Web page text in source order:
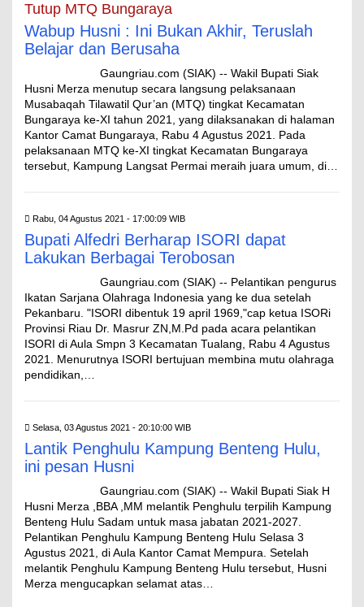
Tutup MTQ Bungaraya
Wabup Husni : Ini Bukan Akhir, Teruslah
Belajar dan Berusaha
Gaungriau.com (SIAK) -- Wakil Bupati Siak
Husni Merza menutup secara langsung pelaksanaan
Musabaqah Tilawatil Qur’an (MTQ) tingkat Kecamatan
Bungaraya ke-XI tahun 2021, yang dilaksanakan di halaman
Kantor Camat Bungaraya, Rabu 4 Agustus 2021. Pada
pelaksanaan MTQ ke-XI tingkat Kecamatan Bungaraya
tersebut, Kampung Langsat Permai meraih juara umum, di…
Rabu, 04 Agustus 2021 - 17:00:09 WIB
Bupati Alfedri Berharap ISORI dapat
Lakukan Berbagai Terobosan
Gaungriau.com (SIAK) -- Pelantikan pengurus
Ikatan Sarjana Olahraga Indonesia yang ke dua setelah
Pekanbaru. "ISORI dibentuk 19 april 1969,"cap ketua ISORi
Provinsi Riau Dr. Masrur ZN,M.Pd pada acara pelantikan
ISORI di Aula Smpn 3 Kecamatan Tualang, Rabu 4 Agustus
2021. Menurutnya ISORI bertujuan membina mutu olahraga
pendidikan,…
Selasa, 03 Agustus 2021 - 20:10:00 WIB
Lantik Penghulu Kampung Benteng Hulu,
ini pesan Husni
Gaungriau.com (SIAK) -- Wakil Bupati Siak H
Husni Merza ,BBA ,MM melantik Penghulu terpilih Kampung
Benteng Hulu Sadam untuk masa jabatan 2021-2027.
Pelantikan Penghulu Kampung Benteng Hulu Selasa 3
Agustus 2021, di Aula Kantor Camat Mempura. Setelah
melantik Penghulu Kampung Benteng Hulu tersebut, Husni
Merza mengucapkan selamat atas…